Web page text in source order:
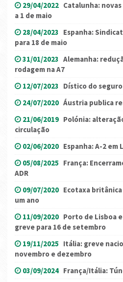
29/04/2022 Catalunha:
a 1 de maio
28/04/2023 Espanha:
para 18 de maio
31/01/2023 Alemanha:
rodagem na A7
12/07/2023 Dístico do
24/07/2020 Áustria publica
21/06/2019 Polónia:
circulação
02/06/2020 Espanha: A-2 em
05/08/2025 França:
ADR
09/07/2020 Ecotaxa
um ano
11/09/2020 Porto de Lisboa
greve para 16 de setembro
19/11/2025 Itália: greve
novembro e dezembro
03/09/2024 França/Itália: